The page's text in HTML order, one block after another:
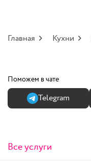
Главная Кухни
Поможем в чате
Теlegram
Все услуги